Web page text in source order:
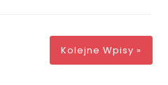
Kolejne Wpisy »